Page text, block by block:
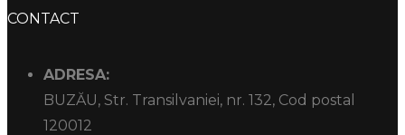
CONTACT
ADRESA:
BUZĂU, Str. Transilvaniei, nr. 132, Cod postal
120012